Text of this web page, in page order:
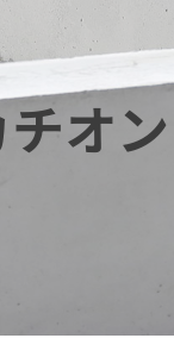
オン